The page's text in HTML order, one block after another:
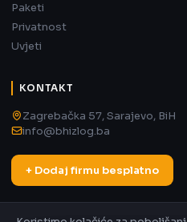
Paketi
Privatnost
Uvjeti
KONTAKT
Zagrebačka 57, Sarajevo, BiH
info@bhizlog.ba
+ Dodaj firmu besplatno